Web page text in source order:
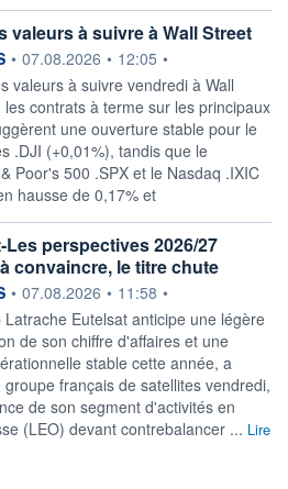
valeurs à suivre à Wall Street
fournie par
• 07.08.2026 • 12:05 •
valeurs à suivre vendredi à Wall
les contrats à terme sur les principaux
une ouverture stable pour le
.DJI (+0,01%), tandis que le
Poor's 500 .SPX et le Nasdaq .IXIC
hausse de 0,17% et
Les perspectives 2026/27
convaincre, le titre chute
fournie par
• 07.08.2026 • 11:58 •
Latrache Eutelsat anticipe une légère
‌de son chiffre d'affaires et une
stable cette année, a
groupe français de ​satellites vendredi,
de son segment d'activités en
(LEO) devant contrebalancer ... Lire